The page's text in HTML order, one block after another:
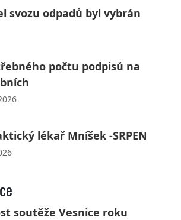
svozu odpadů byl vybrán
počtu podpisů na
lékař Mníšek -SRPEN
soutěže Vesnice roku